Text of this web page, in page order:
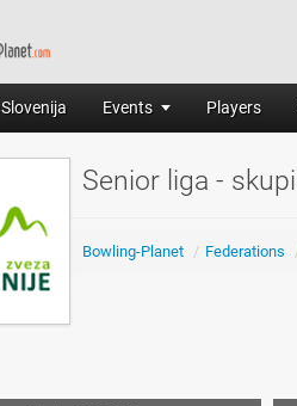
Slovenija Events Players
Senior liga -
Bowling-Planet / Federations